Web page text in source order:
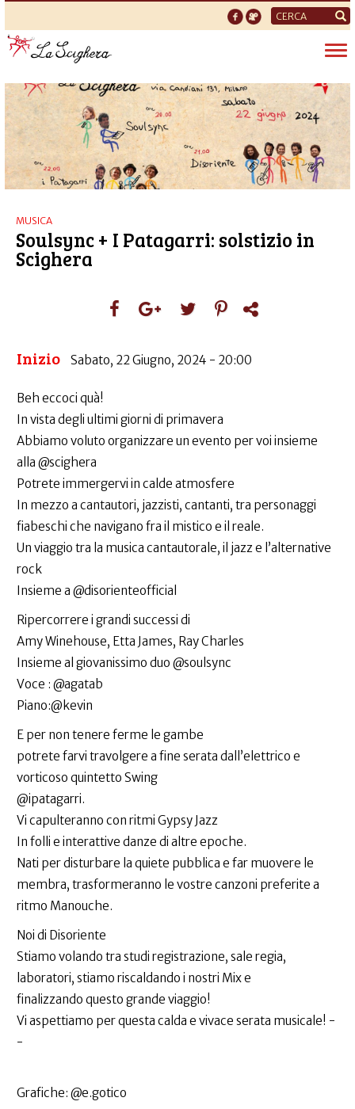
Form
di
ricerca
MUSICA
Soulsync + I Patagarri: solstizio in
Scighera
Inizio Sabato, 22 Giugno, 2024 - 20:00
Beh eccoci quà!
In vista degli ultimi giorni di primavera
Abbiamo voluto organizzare un evento per voi insieme
alla @scighera
Potrete immergervi in calde atmosfere
In mezzo a cantautori, jazzisti, cantanti, tra personaggi
fiabeschi che navigano fra il mistico e il reale.
Un viaggio tra la musica cantautorale, il jazz e l’alternative
rock
Insieme a @disorienteofficial
Ripercorrere i grandi successi di
Amy Winehouse, Etta James, Ray Charles
Insieme al giovanissimo duo @soulsync
Voce : @agatab
Piano:@kevin
E per non tenere ferme le gambe
potrete farvi travolgere a fine serata dall’elettrico e
vorticoso quintetto Swing
@ipatagarri.
Vi capulteranno con ritmi Gypsy Jazz
In folli e interattive danze di altre epoche.
Nati per disturbare la quiete pubblica e far muovere le
membra, trasformeranno le vostre canzoni preferite a
ritmo Manouche.
Noi di Disoriente
Stiamo volando tra studi registrazione, sale regia,
laboratori, stiamo riscaldando i nostri Mix e
finalizzando questo grande viaggio!
Vi aspettiamo per questa calda e vivace serata musicale! -
-
Grafiche: @e.gotico